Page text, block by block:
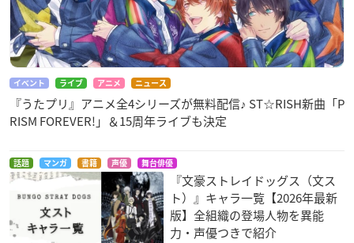
イベント ライブ アニメ ニュース
『うたプリ』アニメ全4シリーズが無料配信♪ ST☆RISH新曲「P
RISM FOREVER!」＆15周年ライブも決定
話題 マンガ 書籍 声優 舞台俳優
『文豪ストレイドッグス（文ス
ト）』キャラ一覧【2026年最新
版】全組織の登場人物を異能
力・声優つきで紹介